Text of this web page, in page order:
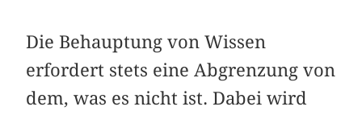
Die Behauptung von Wissen
erfordert stets eine Abgrenzung von
dem, was es nicht ist. Dabei wird